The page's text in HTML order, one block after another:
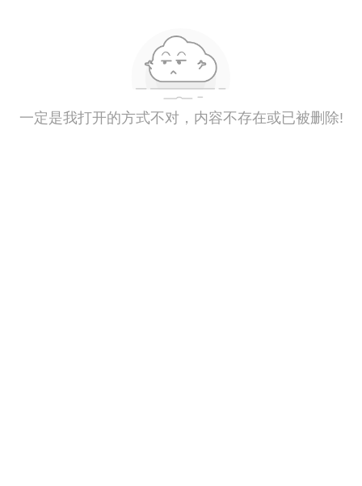
一定是我打开的方式不对，内容不存在或已被删除!